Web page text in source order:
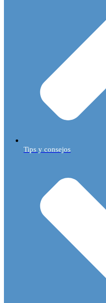
Tips y consejos